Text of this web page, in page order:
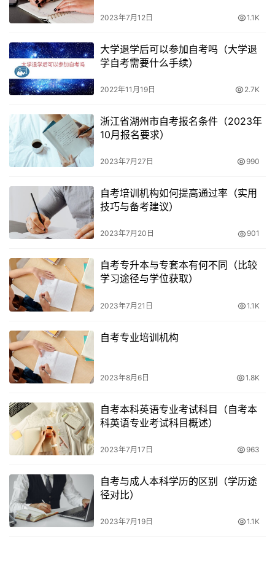
大自考一年考两次，一次最多考四科，大自考考试科目一般
为12-16科，最快也要一年半到两年才能考完，拿毕业证也
要两年半了；小自考，统考科目少，每年可以考四次，4、
10月统考，6、12月校考，校考每次最多考六门，不需要复
习，最快一年就考完，一年半毕业。
大自考和小自考的考试费用统一，以各地考试院为准。考生
的准考证、考试形式、考试考点都是一致的，均是当地自考
办统一安排的。
两者的成绩均统一在各省的自考网上同网点同窗口查询。
含金量一致：毕业证一样，没有大小自考字样，只是学习方
况选择适合自己的方式就可以了。
2023年7月12日 1.1K
大学退学后可以参加自考吗（大学退
学自考需要什么手续）
2022年11月19日 2.7K
浙江省湖州市自考报名条件（2023年
10月报名要求）
2023年7月27日 990
自考培训机构如何提高通过率（实用
技巧与备考建议）
2023年7月20日 901
自考专升本与专套本有何不同（比较
学习途径与学位获取）
2023年7月21日 1.1K
自考专业培训机构
2023年8月6日 1.8K
自考本科英语专业考试科目（自考本
科英语专业考试科目概述）
2023年7月17日 963
自考与成人本科学历的区别（学历途
径对比）
2023年7月19日 1.1K